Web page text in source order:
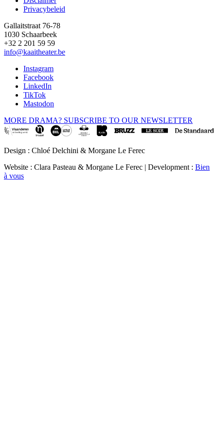
Privacybeleid
Gallaitstraat 76-78
1030 Schaarbeek
+32 2 201 59 59
info@kaaitheater.be
Instagram
Facebook
LinkedIn
TikTok
Mastodon
MORE DRAMA? SUBSCRIBE TO OUR NEWSLETTER
Design : Chloé Delchini & Morgane Le Ferec
Website : Clara Pasteau & Morgane Le Ferec | Development : Bien
à vous